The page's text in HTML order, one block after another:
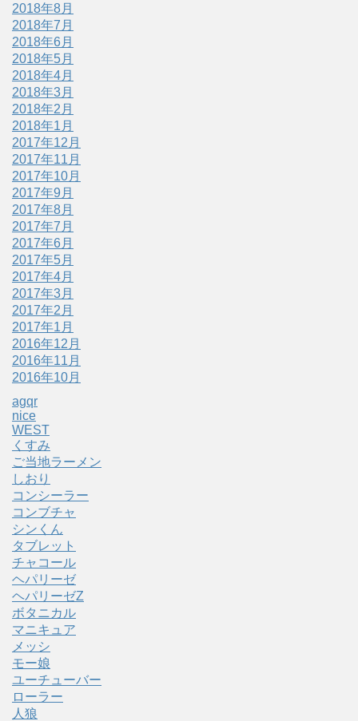
2018年8月
2018年7月
2018年6月
2018年5月
2018年4月
2018年3月
2018年2月
2018年1月
2017年12月
2017年11月
2017年10月
2017年9月
2017年8月
2017年7月
2017年6月
2017年5月
2017年4月
2017年3月
2017年2月
2017年1月
2016年12月
2016年11月
2016年10月
agqr
nice
WEST
くすみ
ご当地ラーメン
しおり
コンシーラー
コンブチャ
シンくん
タブレット
チャコール
ヘパリーゼ
ヘパリーゼZ
ボタニカル
マニキュア
メッシ
モー娘
ユーチューバー
ローラー
人狼